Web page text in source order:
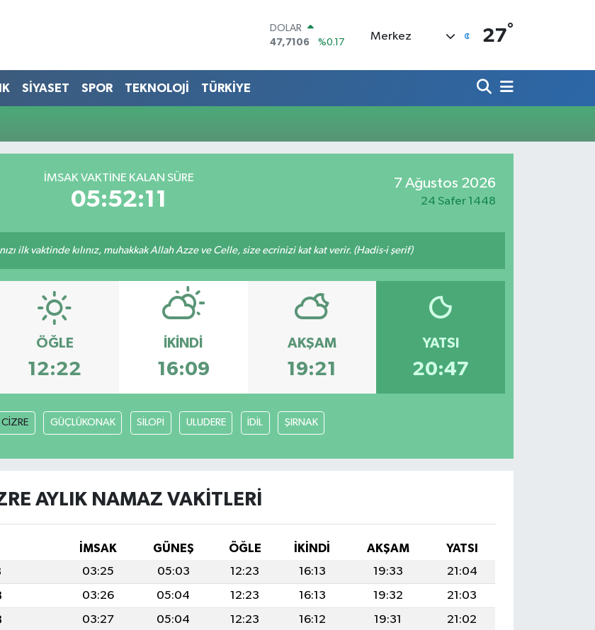
DOLAR
47,7106
%0.17
55,1652
%0.27
BİST100
13.773
%-19
Merkez 27°
SİYASET SPOR TEKNOLOJİ TÜRKİYE
İMSAK VAKTINE KALAN SÜRE
05:52:11
7 Ağustos 2026
24 Safer 1448
ilk vaktinde kılınız, muhakkak Allah Azze ve Celle, size ecrinizi kat kat verir. (Hadis-i şerif)
ÖĞLE
12:22
İKINDI
16:09
AKŞAM
19:21
YATSI
20:47
CİZRE GÜÇLÜKONAK SİLOPİ ULUDERE İDİL ŞIRNAK
AYLIK NAMAZ VAKITLERI
İMSAK GÜNEŞ ÖĞLE İKINDI AKŞAM
YATSI
03:25 05:03 12:23 16:13 19:33
21:04
03:26 05:04 12:23 16:13 19:32
21:03
03:27 05:04 12:23 16:12 19:31
21:02